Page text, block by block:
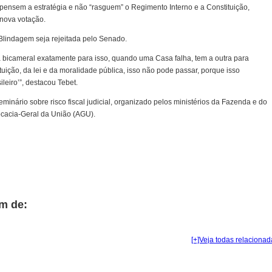
a estratégia e não “rasguem” o Regimento Interno e a Constituição,
votação.
seja rejeitada pelo Senado.
bicameral exatamente para isso, quando uma Casa falha, tem a outra para
da lei e da moralidade pública, isso não pode passar, porque isso
destacou Tebet.
sobre risco fiscal judicial, organizado pelos ministérios da Fazenda e do
Geral da União (AGU).
de:
[+]Veja todas